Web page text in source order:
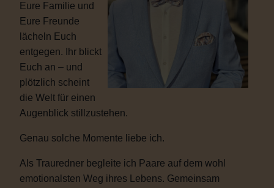
Eure Familie und
Eure Freunde
lächeln Euch
entgegen. Ihr blickt
Euch an – und
plötzlich scheint
die Welt für einen
Augenblick stillzustehen.
Genau solche Momente liebe ich.
Als Trauredner begleite ich Paare auf dem wohl
emotionalsten Weg ihres Lebens. Gemeinsam